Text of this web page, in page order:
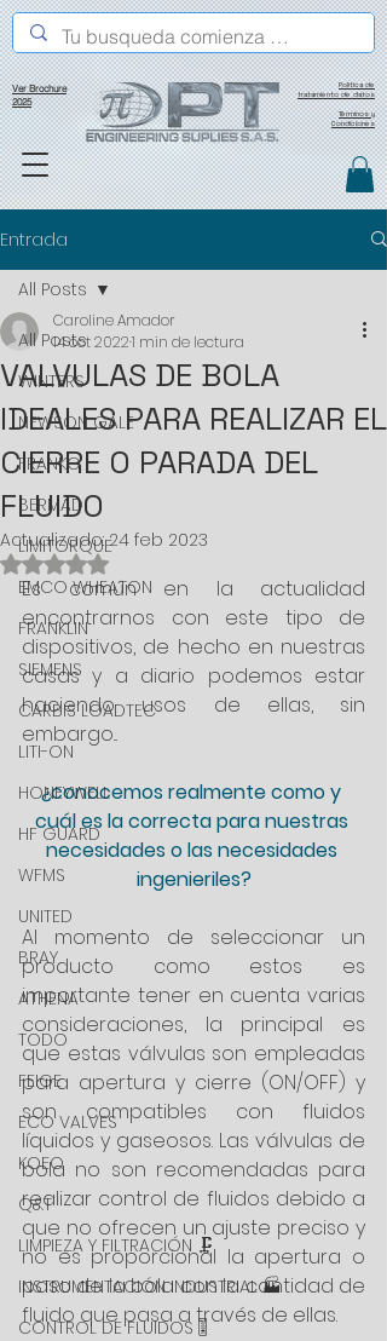
Política de
tratamiento de datos
Ver Brochure
2025
Términos y
Condiciones
Entrada
All Posts
WINTERS
NEWSON GALE
FRANKO
BERMAD
LIMITORQUE
EMCO WHEATON
FRANKLIN
SIEMENS
CARBIS LOADTEC
LITI-ON
HONEYWELL
HF GUARD
WFMS
UNITED
BRAY
ATHENA
TODO
FEIGE
ECO VALVES
KOEO
Q&T
LIMPIEZA Y FILTRACIÓN 🗜️
INSTRUMENTACIÓN INDUSTRIAL 🏭
CONTROL DE FLUIDOS 🎚️
All Posts
VALVULAS DE BOLA
IDEALES PARA REALIZAR EL
CIERRE O PARADA DEL
FLUIDO
Caroline Amador
14 oct 20221 min de lectura
Actualizado:24 feb 2023
Obtuvo NaN de 5 estrellas.
Es común en la actualidad
encontrarnos con este tipo de
dispositivos, de hecho en nuestras
casas y a diario podemos estar
haciendo usos de ellas, sin
embargo...
¿conocemos realmente como y
cuál es la correcta para nuestras
necesidades o las necesidades
ingenieriles?
Al momento de seleccionar un
producto como estos es
importante tener en cuenta varias
consideraciones, la principal es
que estas válvulas son empleadas
para apertura y cierre (ON/OFF) y
son compatibles con fluidos
líquidos y gaseosos. Las válvulas de
bola no son recomendadas para
realizar control de fluidos debido a
que no ofrecen un ajuste preciso y
no es proporcional la apertura o
paso de la bola con la cantidad de
fluido que pasa a través de ellas.